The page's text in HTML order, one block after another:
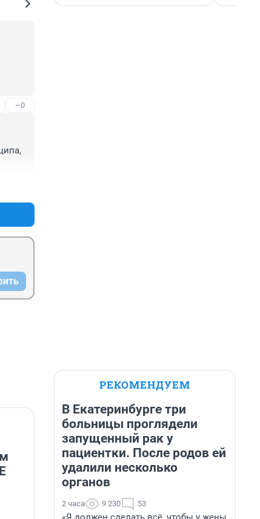
–0
РЕКОМЕНДУЕМ
В Екатеринбурге три
больницы проглядели
запущенный рак у
пациентки. После родов ей
удалили несколько
органов
2 часа 9 230 53